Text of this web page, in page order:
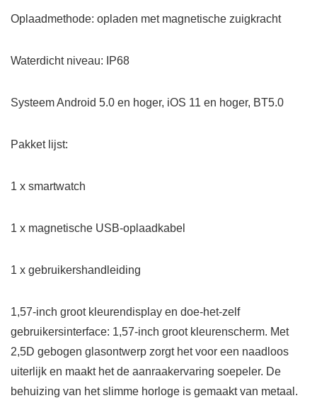
Oplaadmethode: opladen met magnetische zuigkracht
Waterdicht niveau: IP68
Systeem Android 5.0 en hoger, iOS 11 en hoger, BT5.0
Pakket lijst:
1 x smartwatch
1 x magnetische USB-oplaadkabel
1 x gebruikershandleiding
1,57-inch groot kleurendisplay en doe-het-zelf
gebruikersinterface: 1,57-inch groot kleurenscherm. Met
2,5D gebogen glasontwerp zorgt het voor een naadloos
uiterlijk en maakt het de aanraakervaring soepeler. De
behuizing van het slimme horloge is gemaakt van metaal.